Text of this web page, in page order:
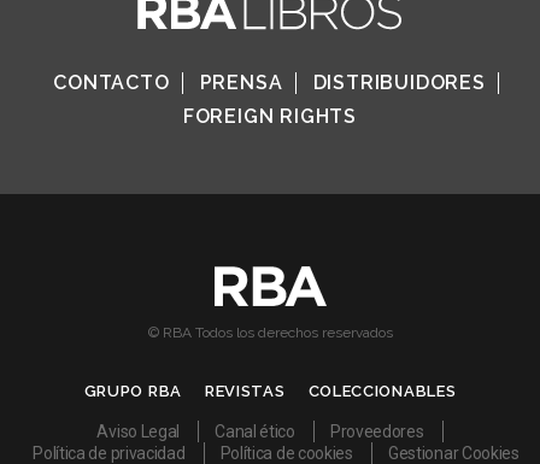
CONTACTO PRENSA
DISTRIBUIDORES
FOREIGN RIGHTS
© RBA Todos los derechos reservados
GRUPO RBA REVISTAS COLECCIONABLES
Aviso Legal Canal ético
Proveedores
Política de privacidad
Política de cookies Gestionar Cookies